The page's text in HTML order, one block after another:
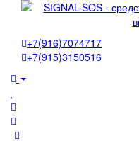
+7(916)7074717
+7(915)3150516